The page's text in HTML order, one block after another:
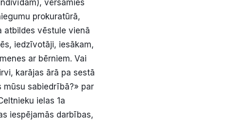
vērsāmies
prokuratūrā,
atbildes vēstule vienā
iedzīvotāji, iesākam,
ar bērniem. Vai
karājas ārā pa sestā
mūsu sabiedrībā?» par
ielas 1a
iespējamās darbības,